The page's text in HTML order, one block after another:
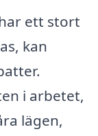
ett stort
kan
i arbetet,
lägen,